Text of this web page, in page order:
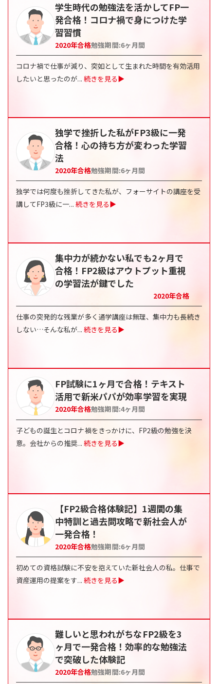
学生時代の勉強法を活かしてFP一
発合格！コロナ禍で身につけた学
習習慣
2020年合格勉強期間:6ヶ月間
コロナ禍で仕事が減り、突如として生まれた時間を有効活用
したいと思ったのが... 続きを見る▶
独学で挫折した私がFP3級に一発
合格！心の持ち方が変わった学習
法
2020年合格勉強期間:6ヶ月間
独学では何度も挫折してきた私が、フォーサイトの講座を受
講してFP3級に一... 続きを見る▶
集中力が続かない私でも2ヶ月で
合格！FP2級はアウトプット重視
の学習法が鍵でした
2020年合格
仕事の突発的な残業が多く通学講座は無理、集中力も長続き
しない…そんな私が... 続きを見る▶
FP試験に1ヶ月で合格！テキスト
活用で新米パパが効率学習を実現
2020年合格勉強期間:4ヶ月間
子どもの誕生とコロナ禍をきっかけに、FP2級の勉強を決
意。会社からの推奨... 続きを見る▶
【FP2級合格体験記】1週間の集
中特訓と過去問攻略で新社会人が
一発合格！
2020年合格勉強期間:6ヶ月間
初めての資格試験に不安を抱えていた新社会人の私。仕事で
資産運用の提案をす... 続きを見る▶
難しいと思われがちなFP2級を3
ヶ月で一発合格！効率的な勉強法
で突破した体験記
2020年合格勉強期間:6ヶ月間